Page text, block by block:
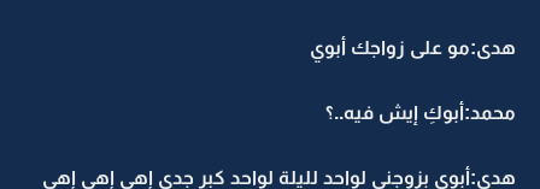
هدى:مو على زواجك أبوي
محمد:أبوكِ إيش فيه..؟
هدى:أبوي بزوجني لواحد لليلة لواحد كبر جدي إهي إهي إهي